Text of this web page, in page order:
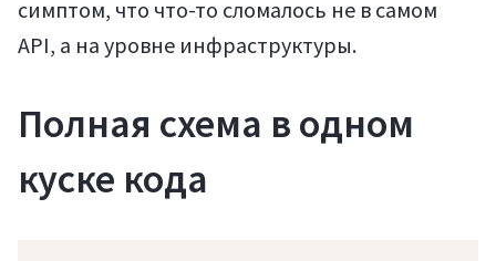
Войти
симптом, что что-то сломалось не в самом
API, а на уровне инфраструктуры.
Полная схема в одном
куске кода